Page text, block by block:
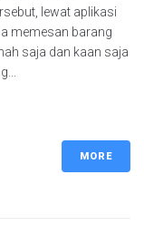
lewat aplikasi
memesan barang
saja dan kaan saja
MORE